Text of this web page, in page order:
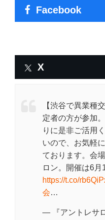
Facebook
X
【渋谷で異業種
定者の方が参加
りに是非ご活用
いので、お気軽
ております。会
ロン。開催は6月
https://t.co/
会…
— 『アントレサ